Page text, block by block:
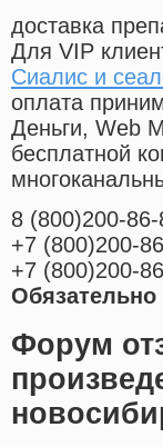
доставка
Для VIP
Сиалис и
оплата
Деньги, Web
бесплатной
8 (800)200-86-
+7 (800)200-
+7 (800)200-
Форум